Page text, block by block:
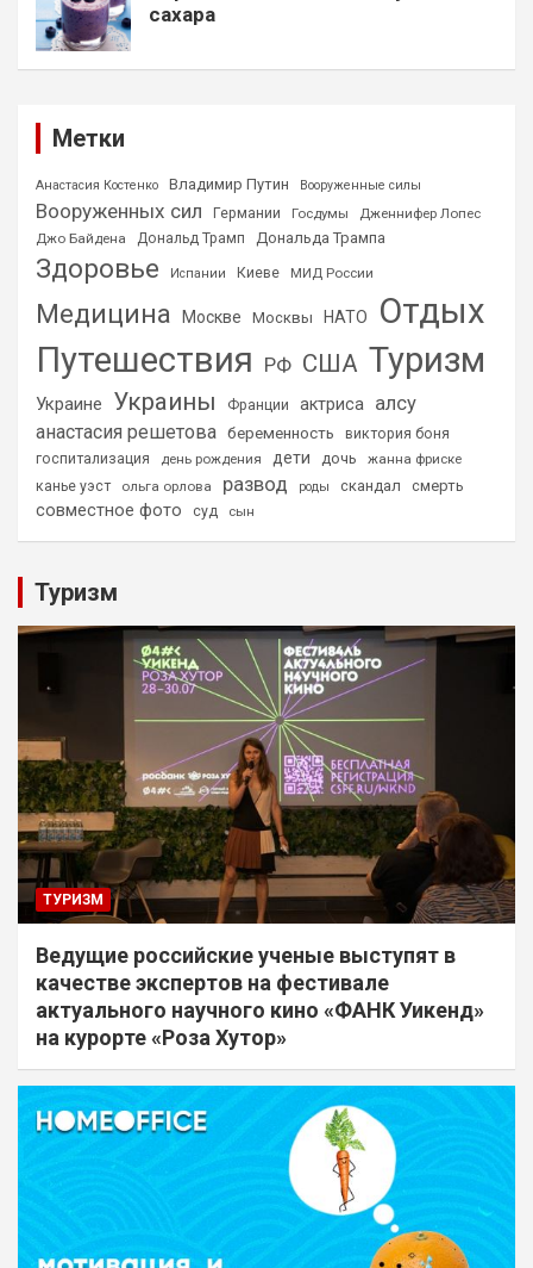
сахара
Метки
Анастасия Костенко Владимир Путин Вооруженные силы
Вооруженных сил Германии Госдумы
Дженнифер Лопес
Джо Байдена
Дональд Трамп Дональда Трампа
Здоровье Испании Киеве МИД России
Медицина Москве Москвы НАТО
Отдых
Путешествия РФ США Туризм
Украине Украины Франции актриса алсу
анастасия решетова беременность
виктория боня
госпитализация
день рождения дети дочь
жанна фриске
канье уэст
ольга орлова развод роды скандал смерть
совместное фото суд сын
Туризм
ТУРИЗМ
Ведущие российские ученые выступят в
качестве экспертов на фестивале
актуального научного кино «ФАНК Уикенд»
на курорте «Роза Хутор»